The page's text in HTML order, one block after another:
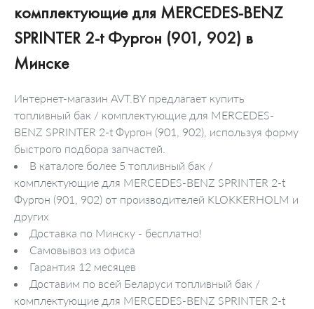
комплектующие для MERCEDES-BENZ
SPRINTER 2-t Фургон (901, 902) в
Минске
Интернет-магазин AVT.BY предлагает купить
топливный бак / комплектующие для MERCEDES-
BENZ SPRINTER 2-t Фургон (901, 902), используя форму
быстрого подбора запчастей.
В каталоге более 5 топливный бак /
комплектующие для MERCEDES-BENZ SPRINTER 2-t
Фургон (901, 902) от производителей KLOKKERHOLM и
других
Доставка по Минску - бесплатно!
Самовывоз из офиса
Гарантия 12 месяцев
Доставим по всей Беларуси топливный бак /
комплектующие для MERCEDES-BENZ SPRINTER 2-t